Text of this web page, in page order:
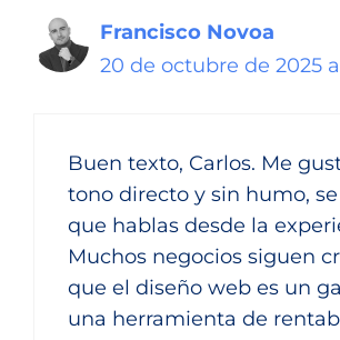
Francisco Novoa
20 de octubre de 2025
Buen texto, Carlos. Me
tono directo y sin humo,
que hablas desde la
Muchos negocios siguen
que el diseño web es un
una herramienta de